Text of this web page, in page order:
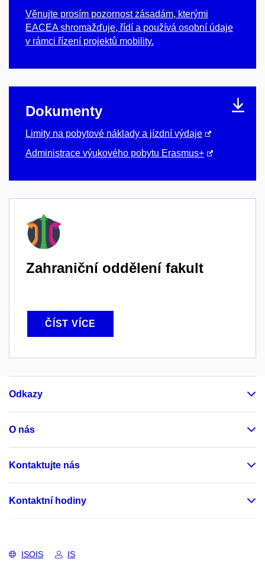
Věnujte prosím pozornost zásadám, kterými
EACEA shromažďuje, řídí a používá osobní údaje
v rámci řízení projektů mobility.
Dokumenty
Limity na pobytové náklady a jízdní výdaje
Administrace výukového pobytu Erasmus+
Zahraniční oddělení fakult
ČÍST VÍCE
Odkazy
O nás
Kontaktujte nás
Kontaktní hodiny
ISOIS IS